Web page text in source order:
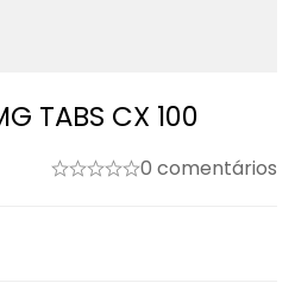
TABS CX 100
0 comentários